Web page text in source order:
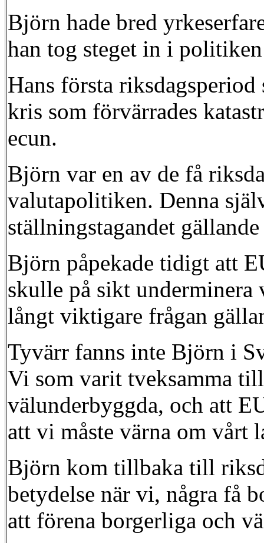
Björn hade bred
han tog steget in i
Hans första
kris som förvärrades
ecun.
Björn var en av de få
valutapolitiken. Denna
ställningstagandet
Björn påpekade tidigt att
skulle på sikt
långt viktigare frågan
Tyvärr fanns inte Björn i
Vi som varit tveksamma
välunderbyggda, och att
att vi måste värna om vårt
Björn kom tillbaka till
betydelse när vi, några få
att förena borgerliga och